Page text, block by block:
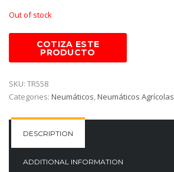
Out of stock
SKU: TR558
Categories: Neumáticos,Neumáticos Agrícolas
DESCRIPTION
ADDITIONAL INFORMATION